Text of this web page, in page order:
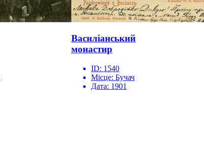
Василіанський
монастир
ID: 1540
Місце: Бучач
Дата: 1901